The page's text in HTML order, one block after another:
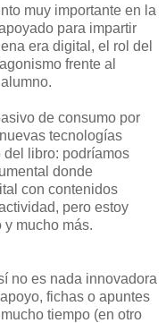
muy importante en la
para impartir
era digital, el rol del
frente al
de consumo por
tecnologías
del libro: podríamos
donde
con contenidos
pero estoy
mucho más.
no es nada innovadora
fichas o apuntes
tiempo (en otro